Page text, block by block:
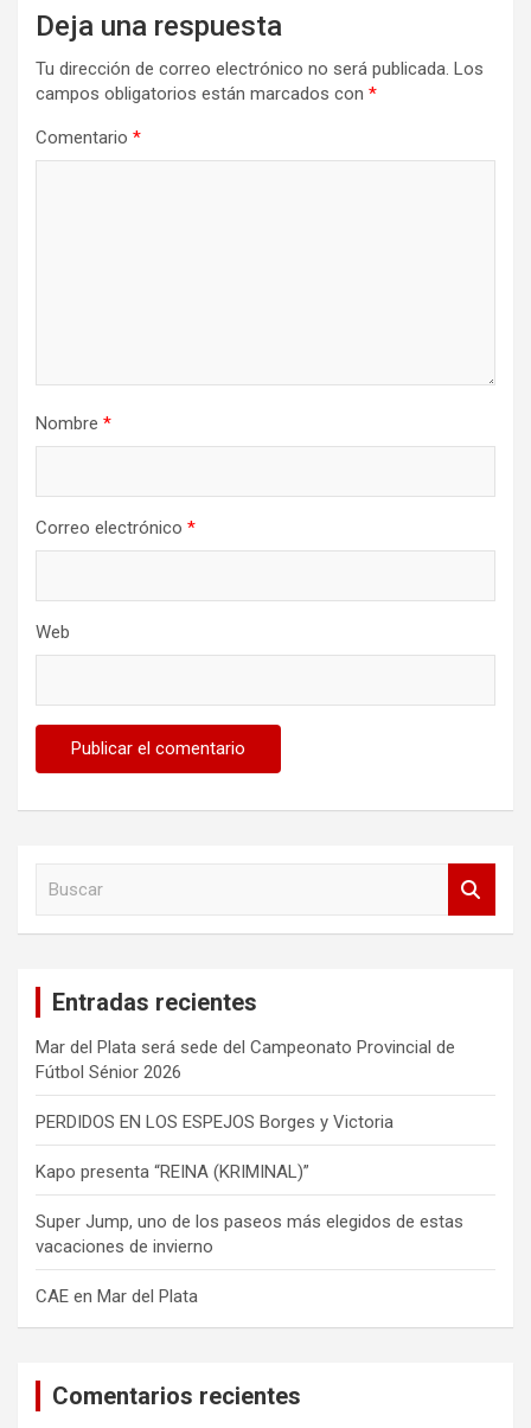
Deja una respuesta
Tu dirección de correo electrónico no será publicada. Los
campos obligatorios están marcados con *
Comentario *
Nombre *
Correo electrónico *
Web
Entradas recientes
Mar del Plata será sede del Campeonato Provincial de
Fútbol Sénior 2026
PERDIDOS EN LOS ESPEJOS Borges y Victoria
Kapo presenta “REINA (KRIMINAL)”
Super Jump, uno de los paseos más elegidos de estas
vacaciones de invierno
CAE en Mar del Plata
Comentarios recientes